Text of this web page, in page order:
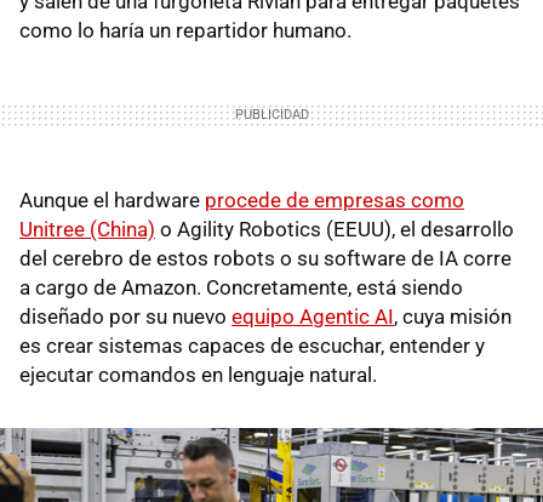
como lo haría un repartidor humano.
Aunque el hardware procede de empresas como
Unitree (China) o Agility Robotics (EEUU), el desarrollo
del cerebro de estos robots o su software de IA corre
a cargo de Amazon. Concretamente, está siendo
diseñado por su nuevo equipo Agentic AI, cuya misión
es crear sistemas capaces de escuchar, entender y
ejecutar comandos en lenguaje natural.